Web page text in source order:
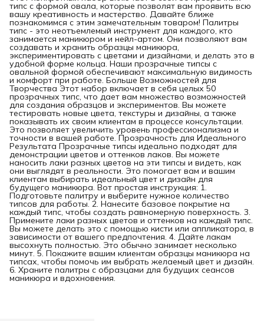
типс с формой овала, которые позволят вам проявить всю
вашу креативность и мастерство. Давайте ближе
познакомимся с этим замечательным товаром! Палитры
типс - это неотъемлемый инструмент для каждого, кто
занимается маникюром и нейл-артом. Они позволяют вам
создавать и хранить образцы маникюра,
экспериментировать с цветами и дизайнами, и делать это в
удобной форме кольца. Наши прозрачные типсы с
овальной формой обеспечивают максимальную видимость
и комфорт при работе. Больше Возможностей для
Творчества Этот набор включает в себя целых 50
прозрачных типс, что дает вам множество возможностей
для создания образцов и экспериментов. Вы можете
тестировать новые цвета, текстуры и дизайны, а также
показывать их своим клиентам в процессе консультации.
Это позволяет увеличить уровень профессионализма и
точности в вашей работе. Прозрачность для Идеального
Результата Прозрачные типсы идеально подходят для
демонстрации цветов и оттенков лаков. Вы можете
наносить лаки разных цветов на эти типсы и видеть, как
они выглядят в реальности. Это помогает вам и вашим
клиентам выбирать идеальный цвет и дизайн для
будущего маникюра. Вот простая инструкция: 1.
Подготовьте палитру и выберите нужное количество
типсов для работы. 2. Нанесите базовое покрытие на
каждый типс, чтобы создать равномерную поверхность. 3.
Примените лаки разных цветов и оттенков на каждый типс.
Вы можете делать это с помощью кисти или аппликатора, в
зависимости от вашего предпочтения. 4. Дайте лакам
высохнуть полностью. Это обычно занимает несколько
минут. 5. Покажите вашим клиентам образцы маникюра на
типсах, чтобы помочь им выбрать желаемый цвет и дизайн.
6. Храните палитры с образцами для будущих сеансов
маникюра и вдохновения.